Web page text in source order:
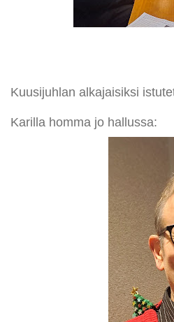
Kuusijuhlan alkajaisiksi
Karilla homma jo hallussa: